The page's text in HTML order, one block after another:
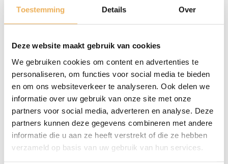
Toestemming Details Over
Deze website maakt gebruik van cookies
We gebruiken cookies om content en advertenties te
personaliseren, om functies voor social media te bieden
en om ons websiteverkeer te analyseren. Ook delen we
informatie over uw gebruik van onze site met onze
partners voor social media, adverteren en analyse. Deze
partners kunnen deze gegevens combineren met andere
informatie die u aan ze heeft verstrekt of die ze hebben
verzameld op basis van uw gebruik van hun services.
PVAC (WITTE) HOUTLIJM
€7.95
tot
€48.50
tot
€64.15